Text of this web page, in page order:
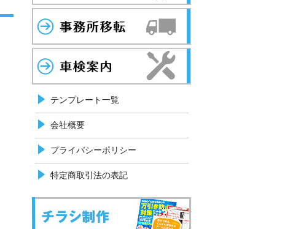
テンプレート一覧
会社概要
プライバシーポリシー
特定商取引法の表記